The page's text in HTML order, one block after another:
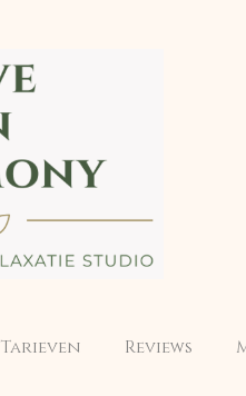
Tarieven Reviews